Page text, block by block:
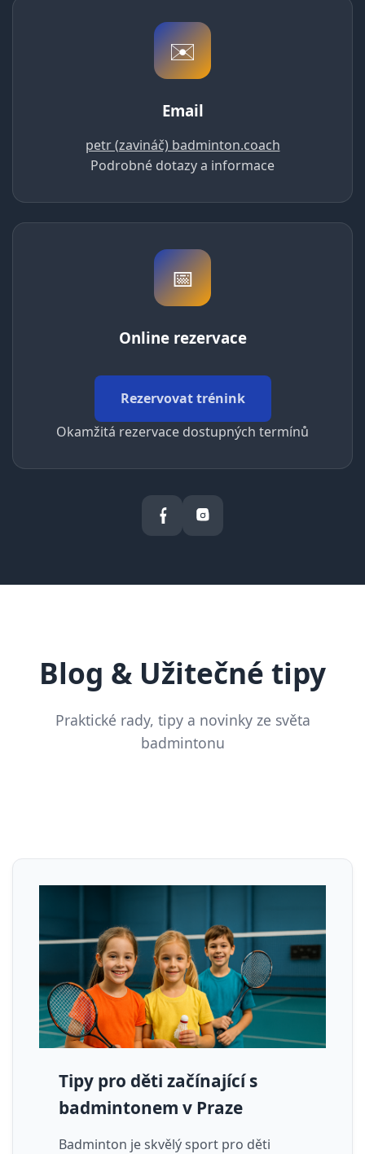
✉️
Email
petr (zavináč) badminton.coach
Podrobné dotazy a informace
📅
Online rezervace
Rezervovat trénink
Okamžitá rezervace dostupných termínů
Blog & Užitečné tipy
Praktické rady, tipy a novinky ze světa
badmintonu
Tipy pro děti začínající s
badmintonem v Praze
Badminton je skvělý sport pro děti